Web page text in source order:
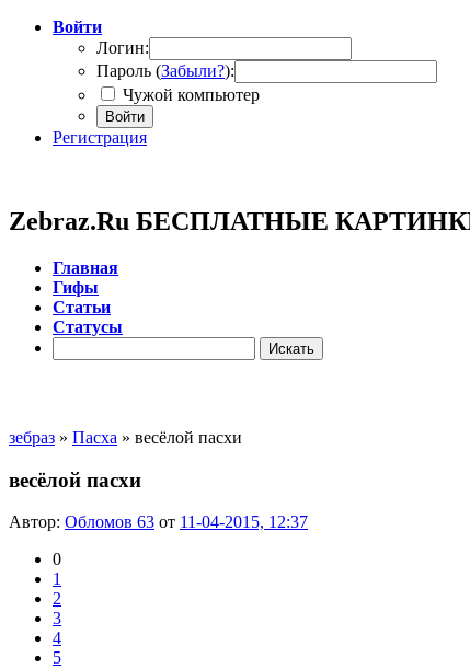
Войти
Логин:
Пароль (Забыли?):
Чужой компьютер
Войти
Регистрация
Zebraz.Ru БЕСПЛАТНЫЕ
Главная
Гифы
Cтатьи
Cтатусы
зебраз » Пасха » весёлой пасхи
весёлой пасхи
Автор: Обломов 63 от 11-04-2015, 12:37
0
1
2
3
4
5